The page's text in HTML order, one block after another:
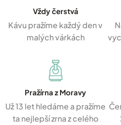
Vždy čerstvá
Kávu pražíme každý den v
malých várkách
Pražírna z Moravy
Už 13 let hledáme a pražíme
ta nejlepší zrna z celého